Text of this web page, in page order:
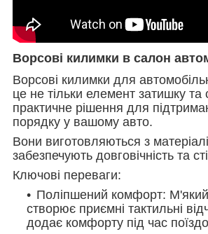
Ворсові килимки в салон
Ворсові килимки для
це не тільки елемент затишку
практичне рішення для
порядку у вашому авто.
Вони виготовляються з
забезпечують довговічність та
Ключові переваги:
Поліпшений комфорт:
створює приємні тактильні
додає комфорту під час